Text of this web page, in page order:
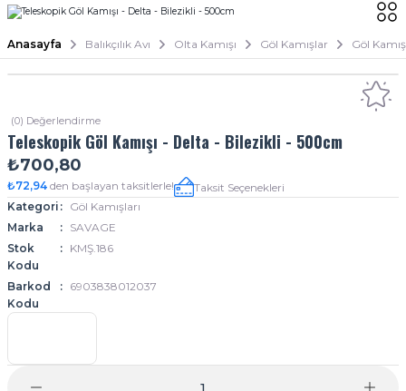
Anasayfa Balıkçılık Avı Olta Kamışı Göl Kamışlar Göl
(0) Değerlendirme
Teleskopik Göl Kamışı - Delta - Bilezikli - 500cm
₺700,80
₺72,94 den başlayan taksitlerle!
Taksit Seçenekleri
Kategori
Göl Kamışları
Marka
SAVAGE
Stok
Kodu
KMŞ.186
Barkod
Kodu
6903838012037